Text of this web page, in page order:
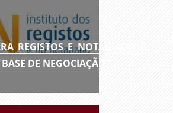
REGISTOS E NOTARIADO É
DE NEGOCIAÇÃO”